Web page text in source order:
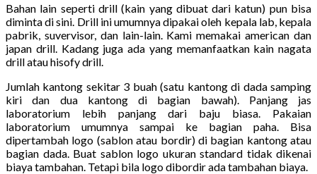
Bahan lain seperti drill (kain yang dibuat dari katun) pun bisa
diminta di sini. Drill ini umumnya dipakai oleh kepala lab, kepala
pabrik, suvervisor, dan lain-lain. Kami memakai american dan
japan drill. Kadang juga ada yang memanfaatkan kain nagata
drill atau hisofy drill.
Jumlah kantong sekitar 3 buah (satu kantong di dada samping
kiri dan dua kantong di bagian bawah). Panjang jas
laboratorium lebih panjang dari baju biasa. Pakaian
laboratorium umumnya sampai ke bagian paha. Bisa
dipertambah logo (sablon atau bordir) di bagian kantong atau
bagian dada. Buat sablon logo ukuran standard tidak dikenai
biaya tambahan. Tetapi bila logo dibordir ada tambahan biaya.